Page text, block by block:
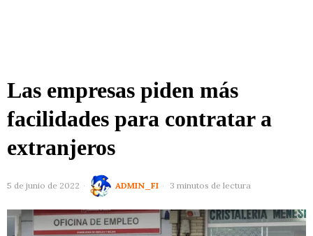
Las empresas piden más
facilidades para contratar a
extranjeros
5 de junio de 2022 ADMIN_FI 3 minutos de lectura